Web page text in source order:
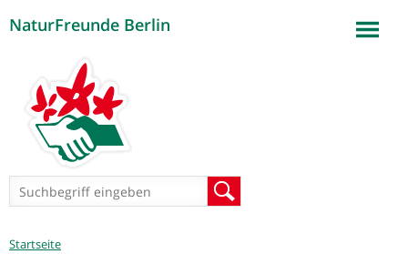
NaturFreunde Berlin
Suchformular
Sie
Startseite